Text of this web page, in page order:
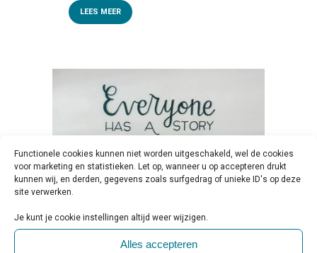
Functionele cookies kunnen niet worden uitgeschakeld, wel de cookies
voor marketing en statistieken. Let op, wanneer u op accepteren drukt
kunnen wij, en derden, gegevens zoals surfgedrag of unieke ID's op deze
site verwerken.
Je kunt je cookie instellingen altijd weer wijzigen.
Alles accepteren
LEES MEER
VWS-CAMPAGNE: